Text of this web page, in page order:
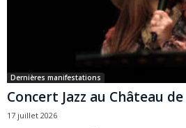
Dernières manifestations
Concert Jazz au Château
17 juillet 2026